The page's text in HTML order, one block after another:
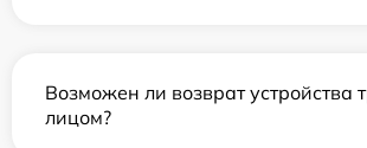
Возможен ли возврат устройства
лицом?